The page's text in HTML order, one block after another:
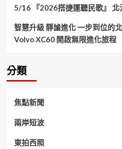
5/16 『2026搭捷運聽民歌』 北
智慧升級 靜謐進化 一步到位的
Volvo XC60 開啟無限進化旅程
分類
焦點新聞
兩岸短波
東拍西照